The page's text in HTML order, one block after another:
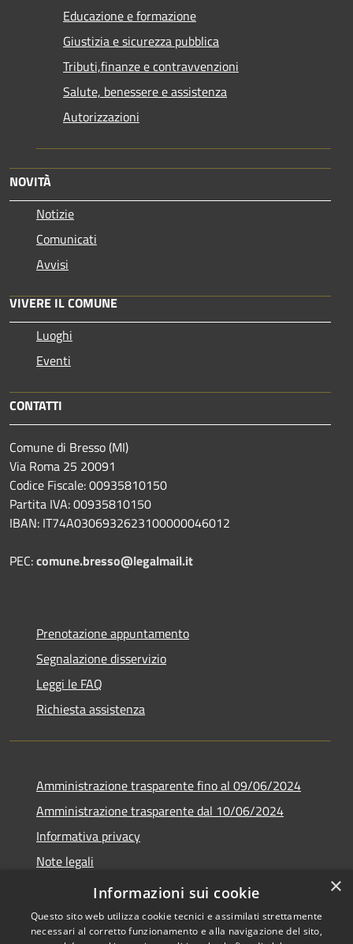
Educazione e formazione
Giustizia e sicurezza pubblica
Tributi,finanze e contravvenzioni
Salute, benessere e assistenza
Autorizzazioni
NOVITÀ
Notizie
Comunicati
Avvisi
VIVERE IL COMUNE
Luoghi
Eventi
CONTATTI
Comune di Bresso (MI)
Via Roma 25 20091
Codice Fiscale: 00935810150
Partita IVA: 00935810150
IBAN: IT74A0306932623100000046012
PEC:comune.bresso@legalmail.it
Prenotazione appuntamento
Segnalazione disservizio
Leggi le FAQ
Richiesta assistenza
Amministrazione trasparente fino al 09/06/2024
Amministrazione trasparente dal 10/06/2024
Informativa privacy
Note legali
Dichiarazione di accessibilità
×
Informazioni sui cookie
Questo sito web utilizza cookie tecnici e assimilati strettamente
necessari al corretto funzionamento e alla navigazione del sito,